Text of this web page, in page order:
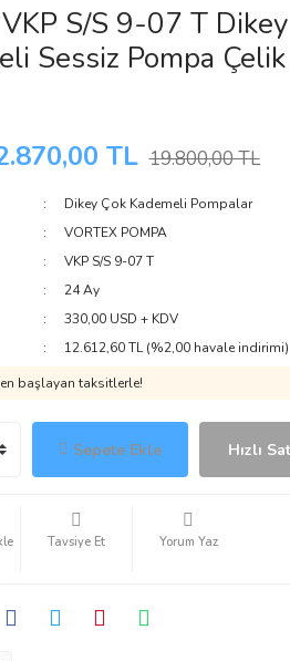
S/S 9-07 T Dikey
Sessiz Pompa Çelik
TL 19.800,00 TL
Dikey Çok Kademeli Pompalar
VORTEX POMPA
VKP S/S 9-07 T
24 Ay
330,00 USD + KDV
12.612,60 TL (%2,00 havale indirimi)
başlayan taksitlerle!
Sepete Ekle Hızlı
Tavsiye Et Yorum Yaz